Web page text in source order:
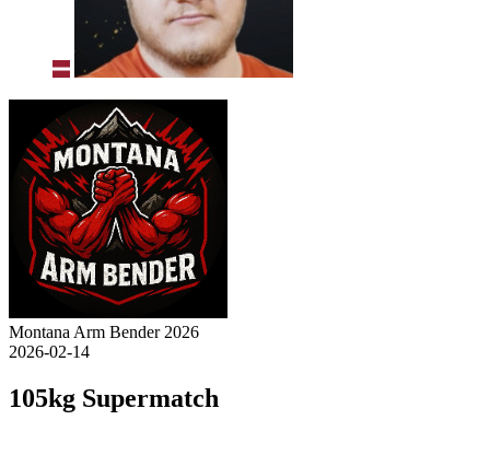
Montana Arm Bender 2026
2026-02-14
105kg Supermatch